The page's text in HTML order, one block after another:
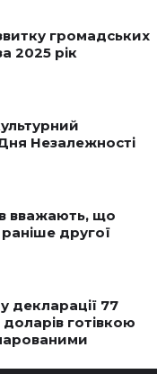
громадських
2025 рік
Незалежності
вважають, що
другої
декларації 77
доларів готівкою